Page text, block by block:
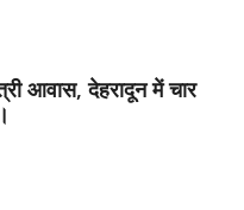
आवास, देहरादून में चार